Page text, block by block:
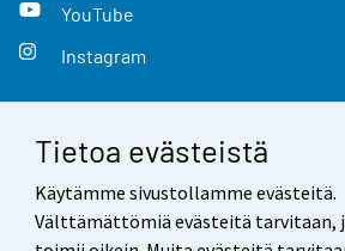
Tietoa evästeistä
Käytämme sivustollamme evästeitä.
Välttämättömiä evästeitä tarvitaan,
YouTube
Instagram
Yhteystiedot
Palaute